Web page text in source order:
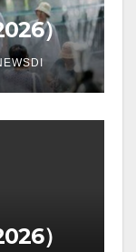
）
）